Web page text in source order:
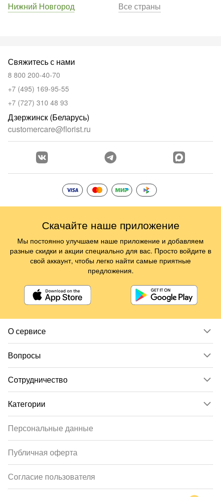
Нижний Новгород
Все страны
О сервисе
Вопросы
Сотрудничество
Категории
Свяжитесь с нами
8 800 200-40-70
+7 (495) 169-95-55
+7 (727) 310 48 93
Дзержинск (Беларусь)
customercare@florist.ru
Персональные данные
Публичная оферта
Согласие пользователя
Скачайте наше приложение
Мы постоянно улучшаем наше приложение и добавляем
разные скидки и акции специально для вас. Просто войдите в
свой аккаунт, чтобы легко найти самые приятные
предложения.